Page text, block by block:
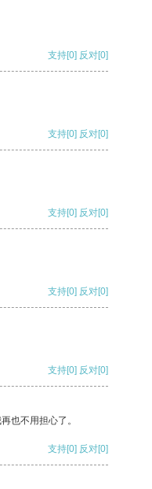
支持[0] 反对[0]
支持[0] 反对[0]
支持[0] 反对[0]
支持[0] 反对[0]
支持[0] 反对[0]
也不用担心了。
支持[0] 反对[0]